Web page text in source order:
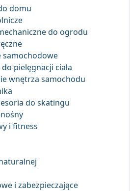
domu
do ogrodu
samochodowe
pielęgnacji ciała
wnętrza samochodu
do skatingu
i fitness
i zabezpieczające